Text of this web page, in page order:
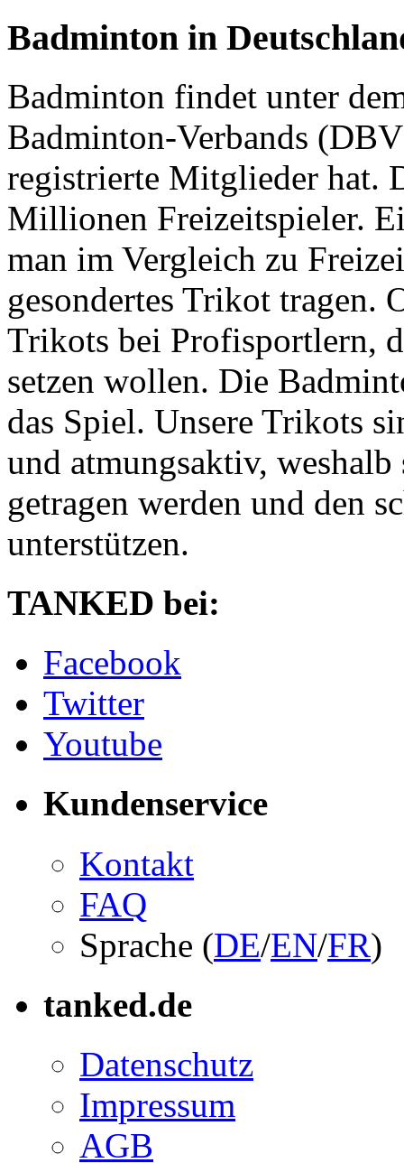
Badminton in
Badminton findet unter
Badminton-Verbands
registrierte Mitglieder hat.
Millionen Freizeitspieler.
man im Vergleich zu
gesondertes Trikot tragen.
Trikots bei Profisportlern,
setzen wollen. Die
das Spiel. Unsere Trikots
und atmungsaktiv,
getragen werden und den
unterstützen.
TANKED bei:
Facebook
Twitter
Youtube
Kundenservice
Kontakt
FAQ
Sprache (DE/EN/FR)
tanked.de
Datenschutz
Impressum
AGB